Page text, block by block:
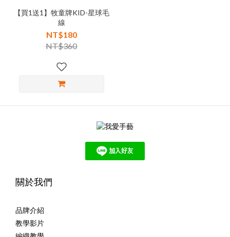
【買1送1】牧童牌KID-星球毛
線
NT$180
NT$360
關於我們
品牌介紹
教學影片